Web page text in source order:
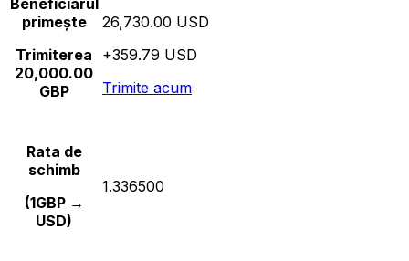
primește
Trimiterea
20,000.00
GBP
26,730.00 USD
+359.79 USD
Trimite acum
Rata de
schimb
(1GBP →
USD)
1.336500